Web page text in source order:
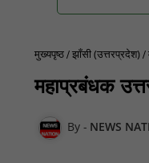
मुख्यपृष्ठ झाँसी (उत्तरप्रदेश)
महाप्रबंधक
NEWS